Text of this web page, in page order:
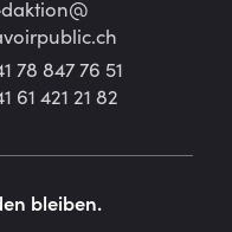
78 847 76 51
61 421 21 82
bleiben.